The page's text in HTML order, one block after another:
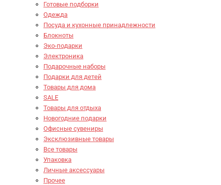
Готовые подборки
Одежда
Посуда и кухонные принадлежности
Блокноты
Эко-подарки
Электроника
Подарочные наборы
Подарки для детей
Товары для дома
SALE
Товары для отдыха
Новогодние подарки
Офисные сувениры
Эксклюзивные товары
Все товары
Упаковка
Личные аксессуары
Прочее